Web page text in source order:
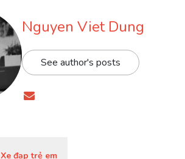
Nguyen Viet Dung
See author's posts
Xe đạp trẻ em